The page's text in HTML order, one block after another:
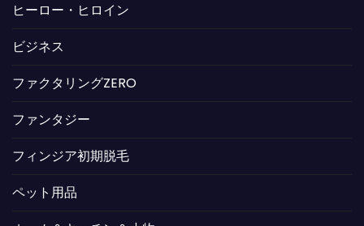
ヒーロー・ヒロイン
ビジネス
ファクタリングZERO
ファンタジー
フィンジア初期脱毛
ペット用品